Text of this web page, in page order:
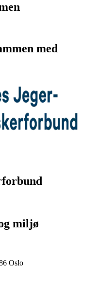
med
miljø
Oslo